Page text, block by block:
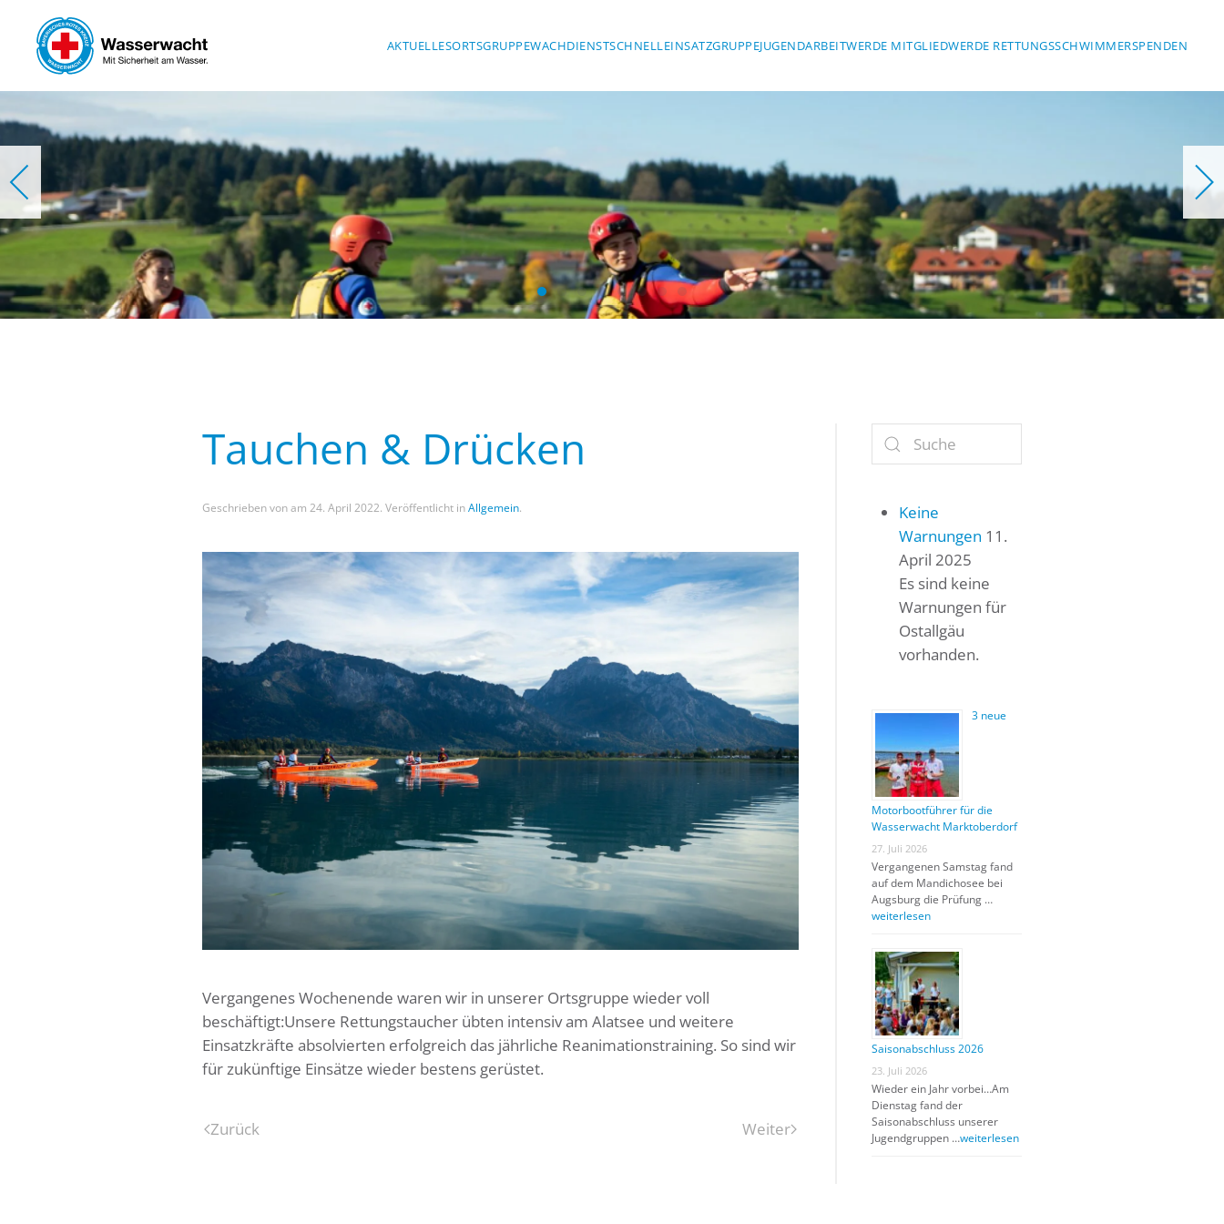
Skip to main content AKTUELLESORTSGRUPPEWACHDIENSTSCHNELLEINSATZGRUPPEJUGENDARBEITWERDE MITGLIEDWERDE RETTUNGSSCHWIMMERSPENDEN
Wasserwacht Marktoberdorf
Tauchen & Drücken
Geschrieben vonam 24. April 2022. Veröffentlicht inAllgemein.
Vergangenes Wochenende waren wir in unserer Ortsgruppe wieder voll
beschäftigt:Unsere Rettungstaucher übten intensiv am Alatsee und weitere
Einsatzkräfte absolvierten erfolgreich das jährliche Reanimationstraining. So sind wir
für zukünftige Einsätze wieder bestens gerüstet.
Zurück Weiter
Keine
Warnungen 11.
April 2025
Es sind keine
Warnungen für
Ostallgäu
vorhanden.
3 neue
Motorbootführer für die
Wasserwacht Marktoberdorf
27. Juli 2026
Vergangenen Samstag fand
auf dem Mandichosee bei
Augsburg die Prüfung …
weiterlesen
Saisonabschluss 2026
23. Juli 2026
Wieder ein Jahr vorbei…Am
Dienstag fand der
Saisonabschluss unserer
Jugendgruppen …weiterlesen